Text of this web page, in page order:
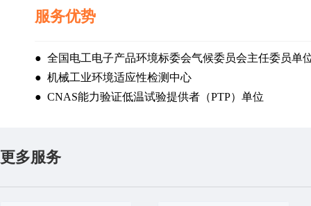
服务优势
●  全国电工电子产品环境标委会气候委员会主任委员单
●  机械工业环境适应性检测中心
●  CNAS能力验证低温试验提供者（PTP）单位
更多服务